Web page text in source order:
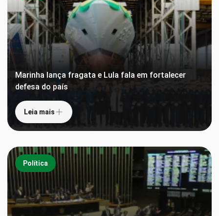
Marinha lança fragata e Lula fala em fortalecer
defesa do país
Leia mais
Política